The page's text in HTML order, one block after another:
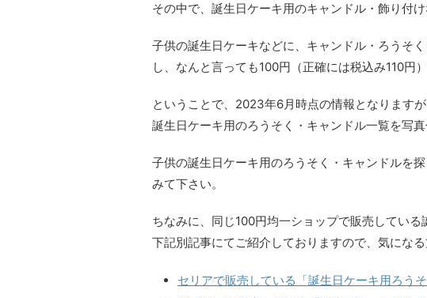
その中で、誕生日ケーキ用のキャンドル・飾り付け
子供の誕生日ケーキなどに、キャンドル・ろうそ
し、なんと言っても100円（正確には税込み110円
ということで、2023年6月時点の情報となります
誕生日ケーキ用のろうそく・キャンドル一覧を写真
子供の誕生日ケーキ用のろうそく・キャンドルを
みて下さい。
ちなみに、同じ100円均一ショップで販売してい
下記別記事にてご紹介しておりますので、気にな
セリアで販売している「誕生日ケーキ用ろう